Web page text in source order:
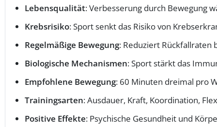
Lebensqualität: Verbesserung durch Bewegung
Krebsrisiko: Sport senkt das Risiko von
Regelmäßige Bewegung: Reduziert Rückfallraten
Biologische Mechanismen: Sport stärkt das
Empfohlene Bewegung: 60 Minuten dreimal pro
Trainingsarten: Ausdauer, Kraft, Koordination,
Positive Effekte: Psychische Gesundheit und